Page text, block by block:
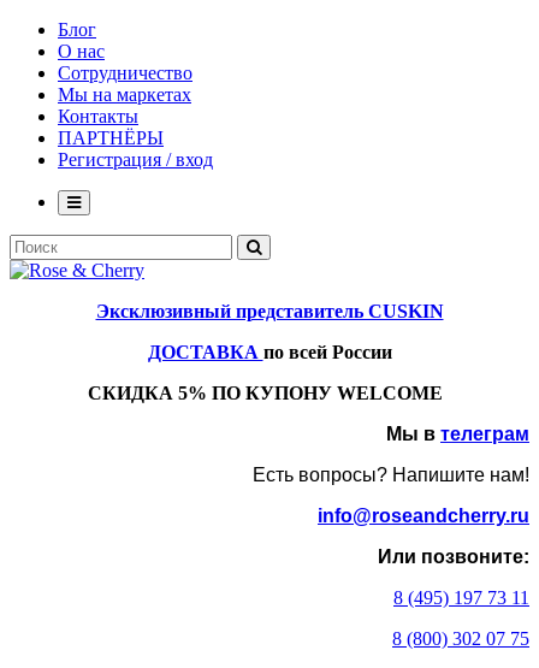
Блог
О нас
Сотрудничество
Мы на маркетах
Контакты
ПАРТНЁРЫ
Регистрация / вход
Эксклюзивный представитель CUSKIN
ДОСТАВКА по всей России
СКИДКА 5% ПО КУПОНУ WELCOME
Мы в телеграм
Есть вопросы? Напишите нам!
info@roseandcherry.ru
Или позвоните:
8 (495) 197 73 11
8 (800) 302 07 75